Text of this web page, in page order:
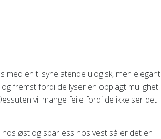
en tilsynelatende ulogisk, men elegant
fremst fordi de lyser en opplagt mulighet
vil mange feile fordi de ikke ser det
øst og spar ess hos vest så er det en